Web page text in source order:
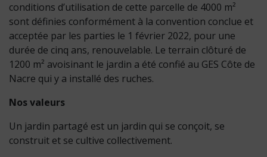
conditions d’utilisation de cette parcelle de 4000 m²
sont définies conformément à la convention conclue et
acceptée par les parties le 1 février 2022, pour une
durée de cinq ans, renouvelable. Le terrain clôturé de
1200 m² avoisinant le jardin a été confié au GES Côte de
Nacre qui y a installé des ruches.
Nos valeurs
Un jardin partagé est un jardin qui se conçoit, se
construit et se cultive collectivement.